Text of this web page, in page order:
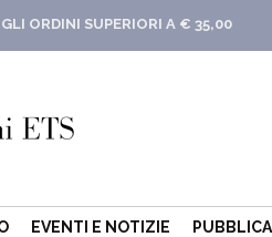
ORDINI SUPERIORI A € 35,00
EVENTI E NOTIZIE